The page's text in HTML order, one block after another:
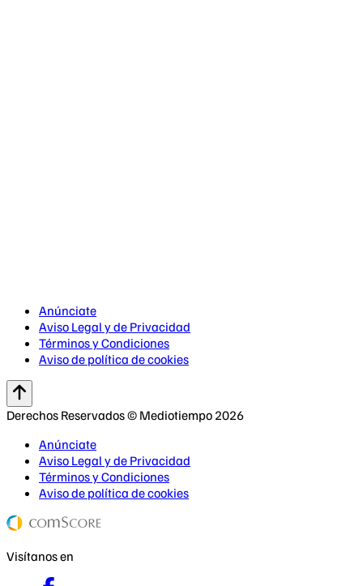
Anúnciate
Aviso Legal y de Privacidad
Términos y Condiciones
Aviso de política de cookies
Derechos Reservados © Mediotiempo 2026
Anúnciate
Aviso Legal y de Privacidad
Términos y Condiciones
Aviso de política de cookies
Visítanos en